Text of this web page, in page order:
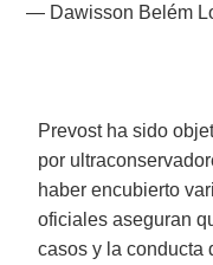
— Dawisson Belém
Prevost ha sido
por
haber encubierto
oficiales aseguran
casos y la conducta